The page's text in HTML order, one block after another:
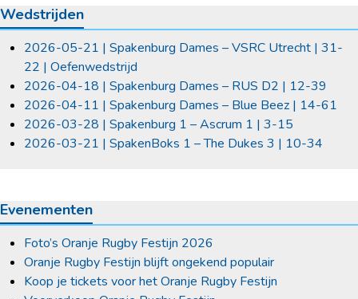
Wedstrijden
2026-05-21 | Spakenburg Dames – VSRC Utrecht | 31-
22 | Oefenwedstrijd
2026-04-18 | Spakenburg Dames – RUS D2 | 12-39
2026-04-11 | Spakenburg Dames – Blue Beez | 14-61
2026-03-28 | Spakenburg 1 – Ascrum 1 | 3-15
2026-03-21 | SpakenBoks 1 – The Dukes 3 | 10-34
Evenementen
Foto’s Oranje Rugby Festijn 2026
Oranje Rugby Festijn blijft ongekend populair
Koop je tickets voor het Oranje Rugby Festijn